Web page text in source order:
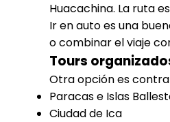
Huacachina. La ruta
Ir en auto es una
o combinar el viaje
Tours
Otra opción es
Paracas e Islas
Ciudad de Ica